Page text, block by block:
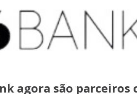
agora são parceiros